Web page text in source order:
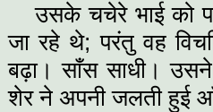
उसके चचेरे भाई को
जा रहे थे; परंतु वह
बढ़ा। साँस साधी।
शेर ने अपनी जलती हुई